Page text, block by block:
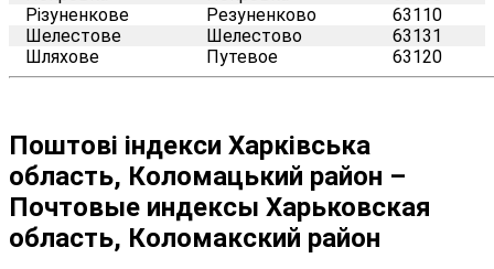
Різуненкове
Резуненково
63110
Шелестове
Шелестово
63131
Шляхове
Путевое 63120
Поштові індекси Харківська
область, Коломацький район –
Почтовые индексы Харьковская
область, Коломакский район